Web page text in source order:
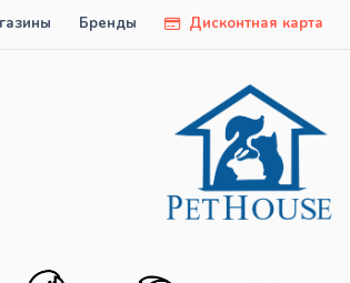
Бренды Дисконтная карта